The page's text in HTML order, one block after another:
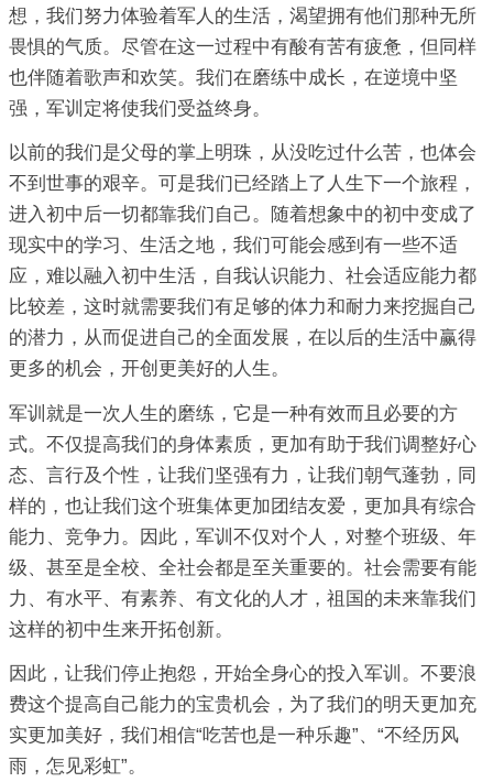
想，我们努力体验着军人的生活，渴望拥有他们那种无所
畏惧的气质。尽管在这一过程中有酸有苦有疲惫，但同样
也伴随着歌声和欢笑。我们在磨练中成长，在逆境中坚
强，军训定将使我们受益终身。
以前的我们是父母的掌上明珠，从没吃过什么苦，也体会
不到世事的艰辛。可是我们已经踏上了人生下一个旅程，
进入初中后一切都靠我们自己。随着想象中的初中变成了
现实中的学习、生活之地，我们可能会感到有一些不适
应，难以融入初中生活，自我认识能力、社会适应能力都
比较差，这时就需要我们有足够的体力和耐力来挖掘自己
的潜力，从而促进自己的全面发展，在以后的生活中赢得
更多的机会，开创更美好的人生。
军训就是一次人生的磨练，它是一种有效而且必要的方
式。不仅提高我们的身体素质，更加有助于我们调整好心
态、言行及个性，让我们坚强有力，让我们朝气蓬勃，同
样的，也让我们这个班集体更加团结友爱，更加具有综合
能力、竞争力。因此，军训不仅对个人，对整个班级、年
级、甚至是全校、全社会都是至关重要的。社会需要有能
力、有水平、有素养、有文化的人才，祖国的未来靠我们
这样的初中生来开拓创新。
因此，让我们停止抱怨，开始全身心的投入军训。不要浪
费这个提高自己能力的宝贵机会，为了我们的明天更加充
实更加美好，我们相信“吃苦也是一种乐趣”、“不经历风
雨，怎见彩虹”。